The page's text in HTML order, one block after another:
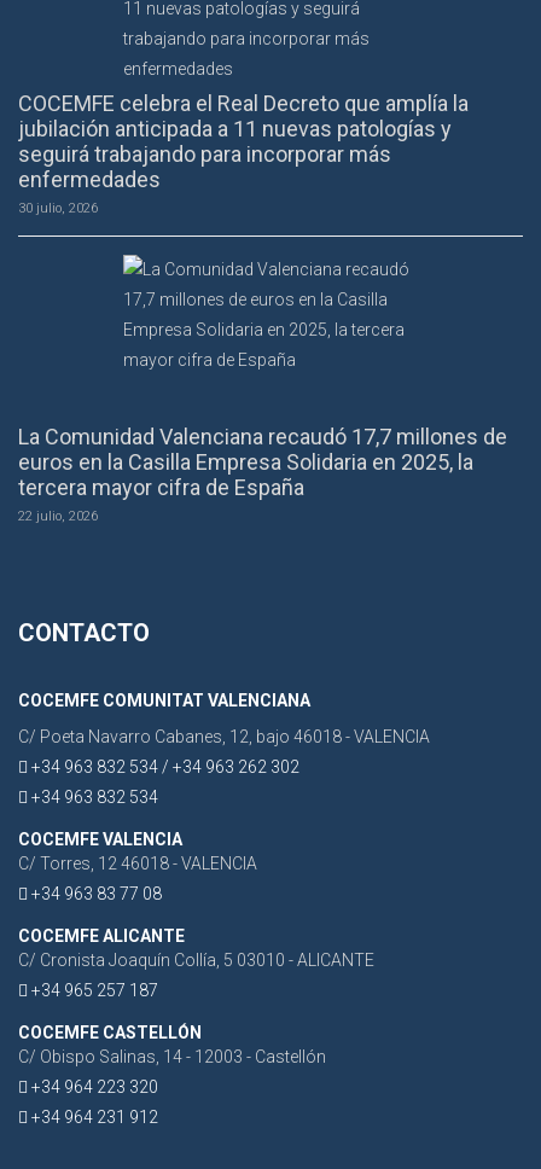
COCEMFE celebra el Real Decreto que amplía la
jubilación anticipada a 11 nuevas patologías y
seguirá trabajando para incorporar más
enfermedades
30 julio, 2026
La Comunidad Valenciana recaudó 17,7 millones de
euros en la Casilla Empresa Solidaria en 2025, la
tercera mayor cifra de España
22 julio, 2026
CONTACTO
COCEMFE COMUNITAT VALENCIANA
C/ Poeta Navarro Cabanes, 12, bajo 46018 - VALENCIA
+34 963 832 534 / +34 963 262 302
+34 963 832 534
COCEMFE VALENCIA
C/ Torres, 12 46018 - VALENCIA
+34 963 83 77 08
COCEMFE ALICANTE
C/ Cronista Joaquín Collía, 5 03010 - ALICANTE
+34 965 257 187
COCEMFE CASTELLÓN
C/ Obispo Salinas, 14 - 12003 - Castellón
+34 964 223 320
+34 964 231 912